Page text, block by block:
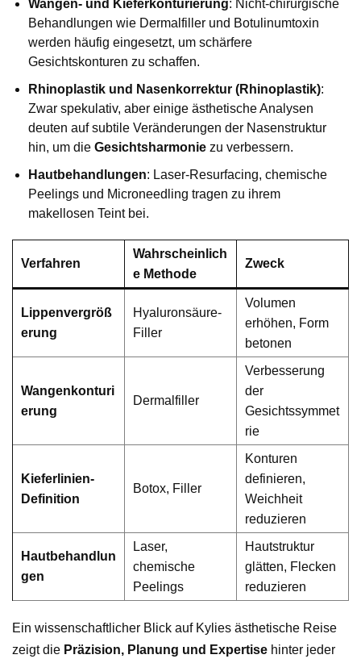
Wangen- und Kieferkonturierung: Nicht-chirurgische
Behandlungen wie Dermalfiller und Botulinumtoxin
werden häufig eingesetzt, um schärfere
Gesichtskonturen zu schaffen.
Rhinoplastik und Nasenkorrektur (Rhinoplastik):
Zwar spekulativ, aber einige ästhetische Analysen
deuten auf subtile Veränderungen der Nasenstruktur
hin, um die Gesichtsharmonie zu verbessern.
Hautbehandlungen: Laser-Resurfacing, chemische
Peelings und Microneedling tragen zu ihrem
makellosen Teint bei.
Verfahren
Wahrscheinlich
e Methode
Zweck
Lippenvergröß
erung
Hyaluronsäure-
Filler
Volumen
erhöhen, Form
betonen
Wangenkonturi
erung
Dermalfiller
Verbesserung
der
Gesichtssymmet
rie
Kieferlinien-
Definition
Botox, Filler
Konturen
definieren,
Weichheit
reduzieren
Hautbehandlun
gen
Laser,
chemische
Peelings
Hautstruktur
glätten, Flecken
reduzieren
Ein wissenschaftlicher Blick auf Kylies ästhetische Reise
zeigt die Präzision, Planung und Expertise hinter jeder